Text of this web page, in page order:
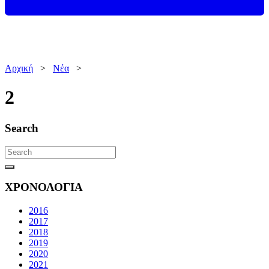
Αρχική > Νέα >
2
Search
ΧΡΟΝΟΛΟΓΙΑ
2016
2017
2018
2019
2020
2021